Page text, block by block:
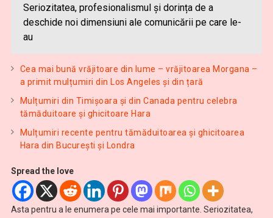
Seriozitatea, profesionalismul și dorința de a
deschide noi dimensiuni ale comunicării pe care le-
au
Cea mai bună vrăjitoare din lume – vrăjitoarea Morgana –
a primit mulțumiri din Los Angeles și din țară
Mulțumiri din Timișoara și din Canada pentru celebra
tămăduitoare și ghicitoare Hara
Mulțumiri recente pentru tămăduitoarea și ghicitoarea
Hara din București și Londra
Spread the love
Asta pentru a le enumera pe cele mai importante. Seriozitatea,